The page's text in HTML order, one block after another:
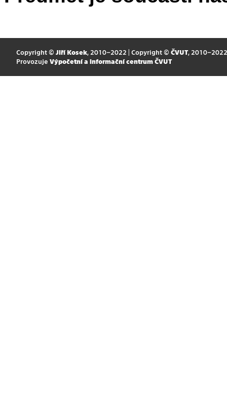
Copyright © Jiří Kosek, 2010–2022 | Copyright © ČVUT, 2010–2022
Provozuje Výpočetní a informační centrum ČVUT